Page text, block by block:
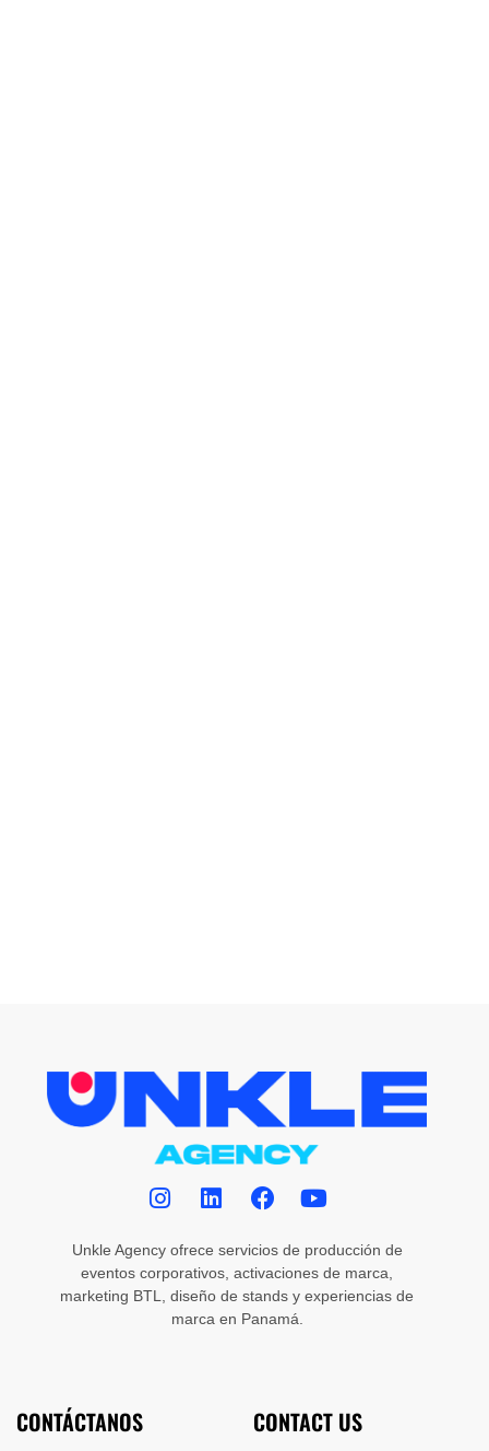
Unkle Agency ofrece servicios de producción de
eventos corporativos, activaciones de marca,
marketing BTL, diseño de stands y experiencias de
marca en Panamá.
CONTÁCTANOS CONTACT US